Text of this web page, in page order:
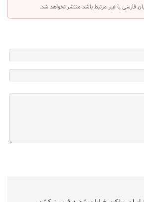
فارسی یا غیر مرتبط باشد منتشر نخواهد شد.